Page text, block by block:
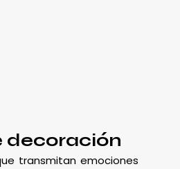
decoración
transmitan emociones